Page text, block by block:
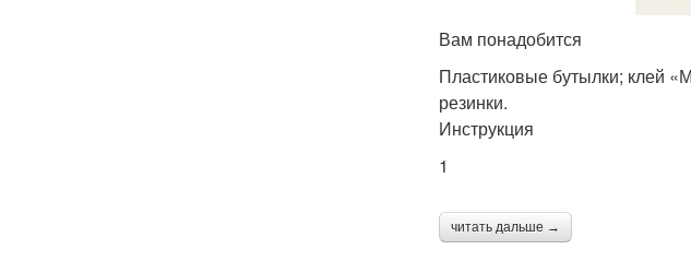
Вам понадобится
Пластиковые бутылки; клей
резинки.
Инструкция
1
читать дальше →